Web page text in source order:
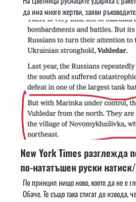
да има много жертви, заяви
New York Times разглежда
по-нататъшен руски
По принцип нищо ново, което да не е
Обаче. Те също така стигат до извода,